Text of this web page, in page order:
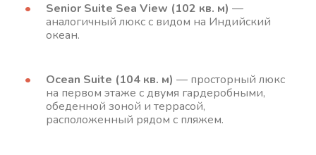
Senior Suite Sea View (102 кв. м) —
аналогичный люкс с видом на Индийский
океан.
Ocean Suite (104 кв. м) — просторный люкс
на первом этаже с двумя гардеробными,
обеденной зоной и террасой,
расположенный рядом с пляжем.